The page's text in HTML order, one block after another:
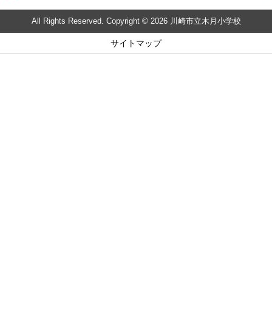
All Rights Reserved. Copyright © 2026 川崎市立木月小学校
サイトマップ